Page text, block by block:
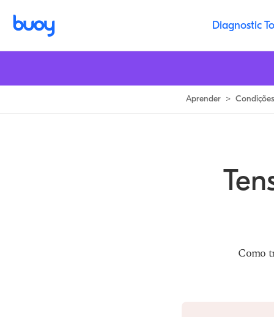
Diagnostic
Aprender > Condições
Como